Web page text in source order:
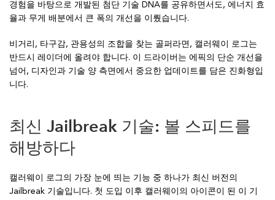
경험을 바탕으로 개발된 첨단 기술 DNA를 공유하면서도, 에너지 효
율과 무게 배분에서 큰 폭의 개선을 이뤘습니다.
비거리, 타구감, 관용성의 조합을 찾는 골퍼라면, 캘러웨이 로그는
반드시 레이더에 올려야 합니다. 이 드라이버는 에픽의 단순 개선을
넘어, 디자인과 기술 양 측면에서 중요한 업데이트를 담은 진화형입
니다.
최신 Jailbreak 기술: 볼 스피드를
해방하다
캘러웨이 로그의 가장 눈에 띄는 기능 중 하나가 최신 버전의
Jailbreak 기술입니다. 첫 도입 이후 캘러웨이의 아이콘이 된 이 기